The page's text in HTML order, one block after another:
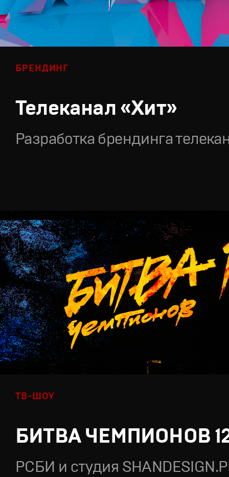
БРЕНДИНГ
Телеканал «Хит»
Разработка брендинга
ТВ-ШОУ
БИТВА ЧЕМПИОНОВ
РСБИ и студия